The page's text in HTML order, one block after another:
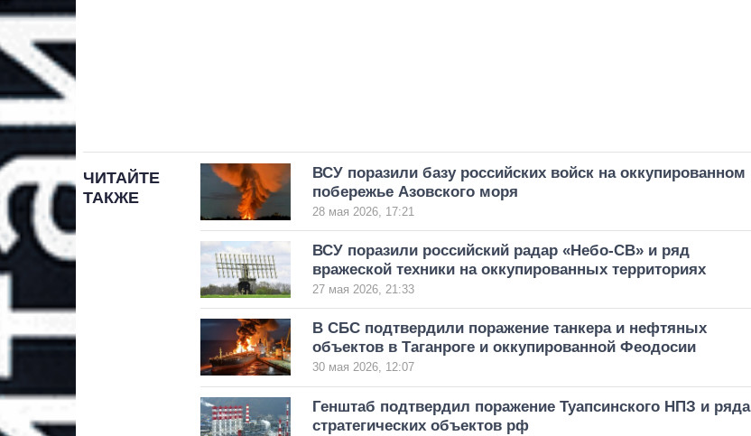
ЧИТАЙТЕ
ТАКЖЕ
ВСУ поразили базу российских войск на оккупированном
побережье Азовского моря
28 мая 2026, 17:21
ВСУ поразили российский радар «Небо-СВ» и ряд
вражеской техники на оккупированных территориях
27 мая 2026, 21:33
В СБС подтвердили поражение танкера и нефтяных
объектов в Таганроге и оккупированной Феодосии
30 мая 2026, 12:07
Генштаб подтвердил поражение Туапсинского НПЗ и ряда
стратегических объектов рф